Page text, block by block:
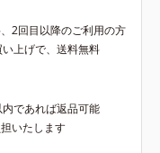
2回目以降のご利用の方
上げで、送料無料
であれば返品可能
いたします